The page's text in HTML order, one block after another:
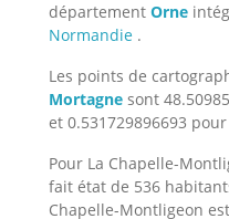
département Orne
Normandie .
Les points de
Mortagne sont
et 0.531729896693
Pour La Chapelle-
fait état de 536
Chapelle-Montligeon